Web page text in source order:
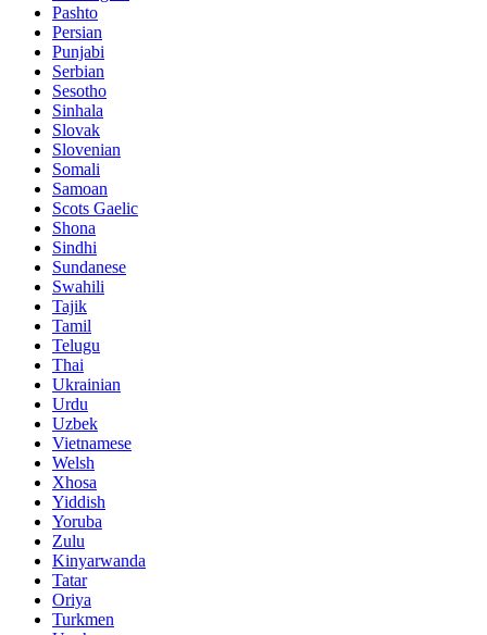
Pashto
Persian
Punjabi
Serbian
Sesotho
Sinhala
Slovak
Slovenian
Somali
Samoan
Scots Gaelic
Shona
Sindhi
Sundanese
Swahili
Tajik
Tamil
Telugu
Thai
Ukrainian
Urdu
Uzbek
Vietnamese
Welsh
Xhosa
Yiddish
Yoruba
Zulu
Kinyarwanda
Tatar
Oriya
Turkmen